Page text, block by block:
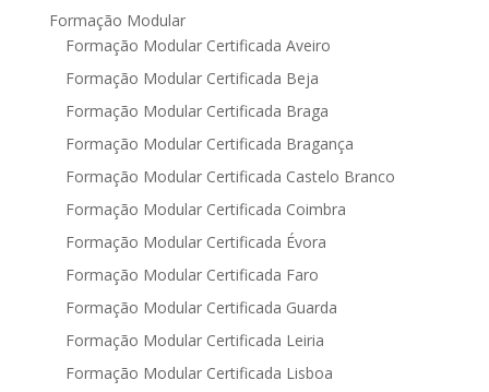
Formação Modular
Formação Modular Certificada Aveiro
Formação Modular Certificada Beja
Formação Modular Certificada Braga
Formação Modular Certificada Bragança
Formação Modular Certificada Castelo Branco
Formação Modular Certificada Coimbra
Formação Modular Certificada Évora
Formação Modular Certificada Faro
Formação Modular Certificada Guarda
Formação Modular Certificada Leiria
Formação Modular Certificada Lisboa